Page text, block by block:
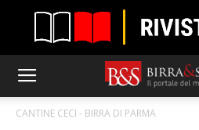
CANTINE CECI - BIRRA DI PARMA